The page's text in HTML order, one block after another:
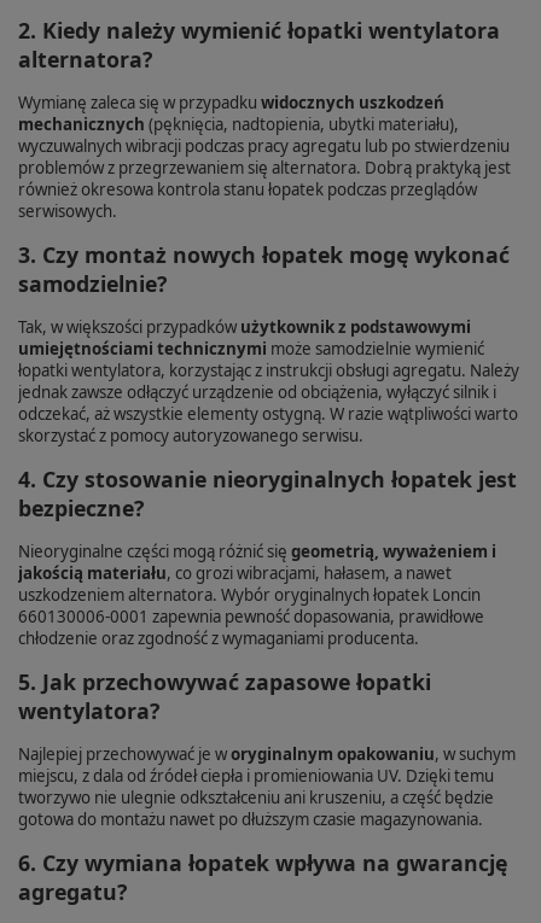
2. Kiedy należy wymienić łopatki wentylatora
alternatora?
Wymianę zaleca się w przypadku widocznych uszkodzeń
mechanicznych (pęknięcia, nadtopienia, ubytki materiału),
wyczuwalnych wibracji podczas pracy agregatu lub po stwierdzeniu
problemów z przegrzewaniem się alternatora. Dobrą praktyką jest
również okresowa kontrola stanu łopatek podczas przeglądów
serwisowych.
3. Czy montaż nowych łopatek mogę wykonać
samodzielnie?
Tak, w większości przypadków użytkownik z podstawowymi
umiejętnościami technicznymi może samodzielnie wymienić
łopatki wentylatora, korzystając z instrukcji obsługi agregatu. Należy
jednak zawsze odłączyć urządzenie od obciążenia, wyłączyć silnik i
odczekać, aż wszystkie elementy ostygną. W razie wątpliwości warto
skorzystać z pomocy autoryzowanego serwisu.
4. Czy stosowanie nieoryginalnych łopatek jest
bezpieczne?
Nieoryginalne części mogą różnić się geometrią, wyważeniem i
jakością materiału, co grozi wibracjami, hałasem, a nawet
uszkodzeniem alternatora. Wybór oryginalnych łopatek Loncin
660130006-0001 zapewnia pewność dopasowania, prawidłowe
chłodzenie oraz zgodność z wymaganiami producenta.
5. Jak przechowywać zapasowe łopatki
wentylatora?
Najlepiej przechowywać je woryginalnym opakowaniu, w suchym
miejscu, z dala od źródeł ciepła i promieniowania UV. Dzięki temu
tworzywo nie ulegnie odkształceniu ani kruszeniu, a część będzie
gotowa do montażu nawet po dłuższym czasie magazynowania.
6. Czy wymiana łopatek wpływa na gwarancję
agregatu?